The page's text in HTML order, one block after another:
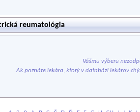
reumatológia
Vášmu výberu
Ak poznáte lekára, ktorý v databázi lekárov